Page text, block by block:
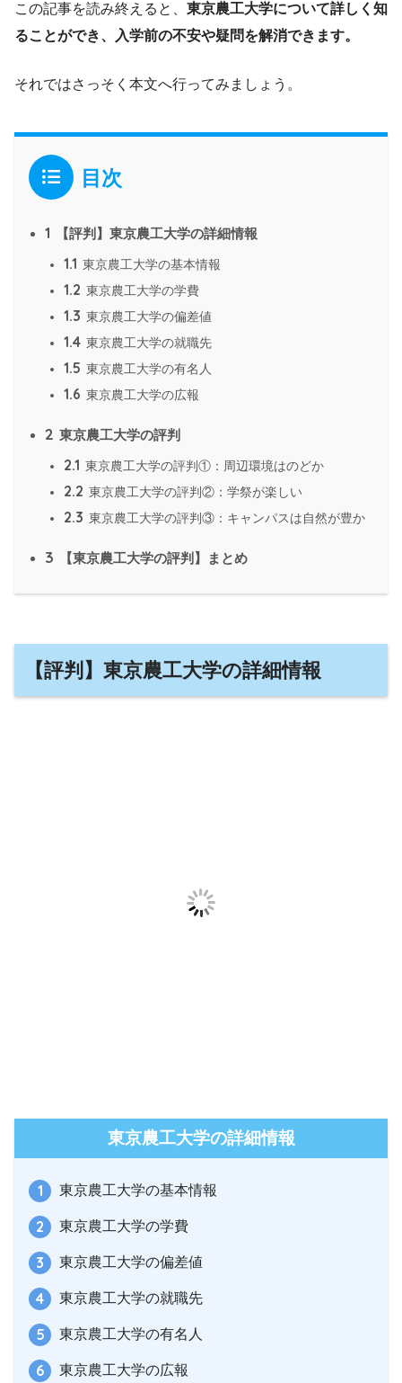
この記事を読み終えると、 東京農工大学について詳しく知
ることができ、入学前の不安や疑問を解消できます。
それではさっそく本文へ行ってみましょう。
目次
1 【評判】東京農工大学の詳細情報
1.1 東京農工大学の基本情報
1.2 東京農工大学の学費
1.3 東京農工大学の偏差値
1.4 東京農工大学の就職先
1.5 東京農工大学の有名人
1.6 東京農工大学の広報
2 東京農工大学の評判
2.1 東京農工大学の評判①：周辺環境はのどか
2.2 東京農工大学の評判②：学祭が楽しい
2.3 東京農工大学の評判③：キャンパスは自然が豊か
3 【東京農工大学の評判】まとめ
【評判】東京農工大学の詳細情報
東京農工大学の詳細情報
東京農工大学の基本情報
東京農工大学の学費
東京農工大学の偏差値
東京農工大学の就職先
東京農工大学の有名人
東京農工大学の広報